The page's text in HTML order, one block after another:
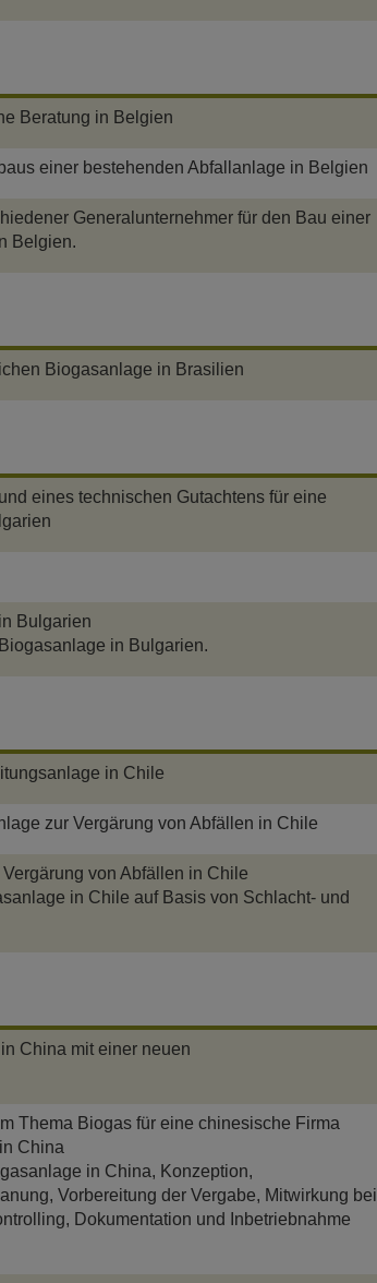
Beratung in Belgien
einer bestehenden Abfallanlage in Belgien
Generalunternehmer für den Bau einer
Belgien.
Biogasanlage in Brasilien
eines technischen Gutachtens für eine
Bulgarien
in Bulgarien.
in Chile
zur Vergärung von Abfällen in Chile
von Abfällen in Chile
in Chile auf Basis von Schlacht- und
China mit einer neuen
Thema Biogas für eine chinesische Firma
China
in China, Konzeption,
Vorbereitung der Vergabe, Mitwirkung bei
Dokumentation und Inbetriebnahme